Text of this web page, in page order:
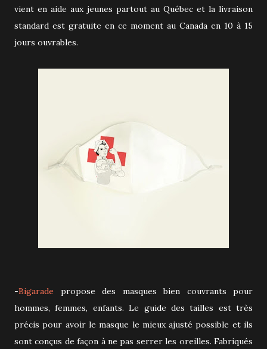
vient en aide aux jeunes partout au Québec et la livraison
standard est gratuite en ce moment au Canada en 10 à 15
jours ouvrables.
-Bigarade propose des masques bien couvrants pour
hommes, femmes, enfants. Le guide des tailles est très
précis pour avoir le masque le mieux ajusté possible et ils
sont conçus de façon à ne pas serrer les oreilles. Fabriqués